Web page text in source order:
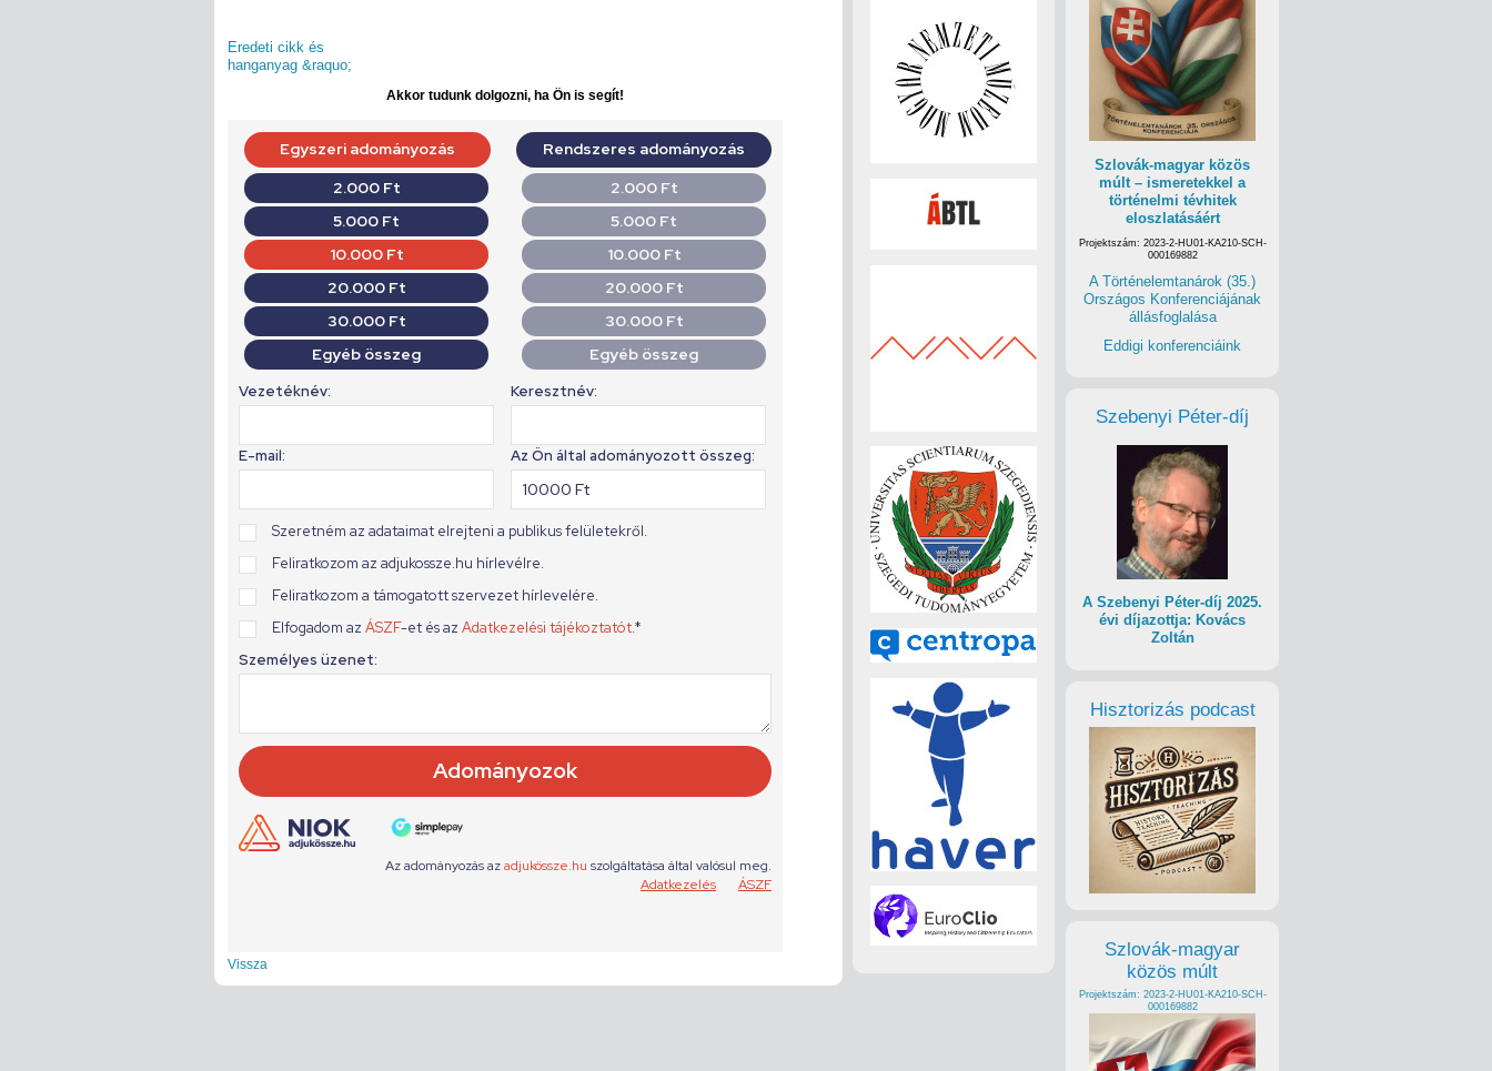
Eredeti cikk és
hanganyag &raquo;
Akkor tudunk dolgozni, ha Ön is segít!
Vissza
Szlovák-magyar közös
múlt – ismeretekkel a
történelmi tévhitek
eloszlatásáért
Projektszám: 2023-2-HU01-KA210-SCH-
000169882
A Történelemtanárok (35.)
Országos Konferenciájának
állásfoglalása
Eddigi konferenciáink
Szebenyi Péter-díj
A Szebenyi Péter-díj 2025.
évi díjazottja: Kovács
Zoltán
Hisztorizás podcast
Szlovák-magyar
közös múlt
Projektszám: 2023-2-HU01-KA210-SCH-
000169882